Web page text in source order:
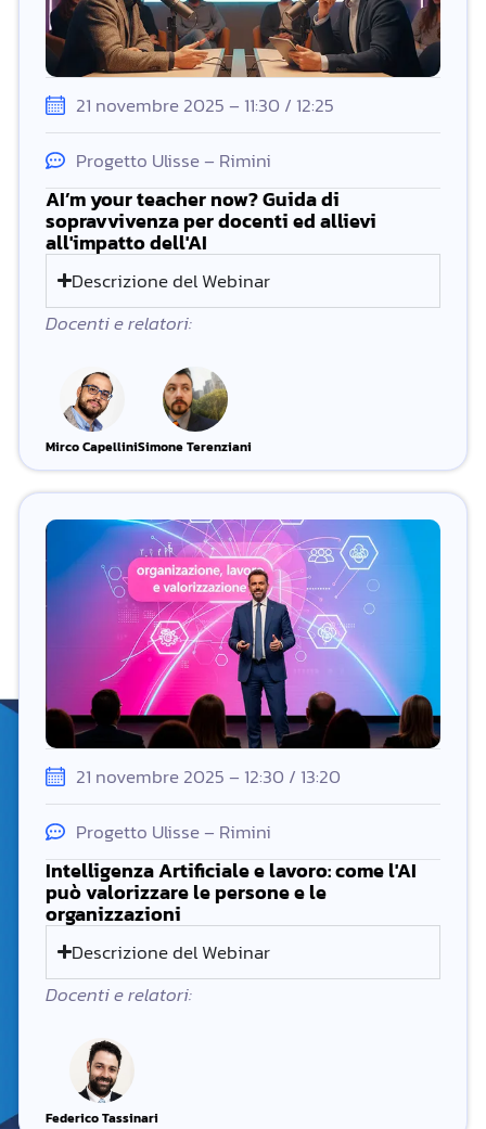
21 novembre 2025 – 11:30 / 12:25
Progetto Ulisse – Rimini
AI’m your teacher now? Guida di
sopravvivenza per docenti ed allievi
all'impatto dell'AI
Descrizione del Webinar
Docenti e relatori:
Mirco CapelliniSimone Terenziani
21 novembre 2025 – 12:30 / 13:20
Progetto Ulisse – Rimini
Intelligenza Artificiale e lavoro: come l'AI
può valorizzare le persone e le
organizzazioni
Descrizione del Webinar
Docenti e relatori:
Federico Tassinari